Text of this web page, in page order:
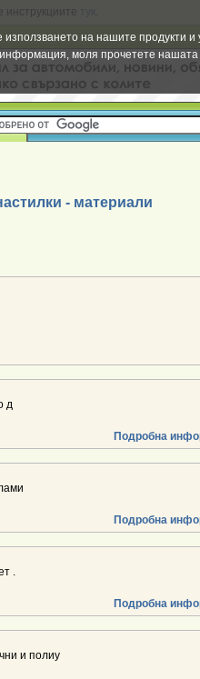
инструкциите
на нашите продукти и
информация, моля прочетете
- материали
д
Подробна
Подробна
.
Подробна
и полиу